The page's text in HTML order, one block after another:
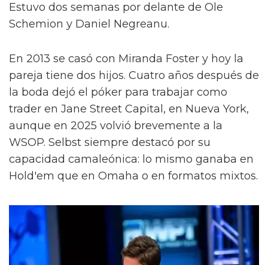
Estuvo dos semanas por delante de Ole
Schemion y Daniel Negreanu.
En 2013 se casó con Miranda Foster y hoy la
pareja tiene dos hijos. Cuatro años después de
la boda dejó el póker para trabajar como
trader en Jane Street Capital, en Nueva York,
aunque en 2025 volvió brevemente a la
WSOP. Selbst siempre destacó por su
capacidad camaleónica: lo mismo ganaba en
Hold'em que en Omaha o en formatos mixtos.